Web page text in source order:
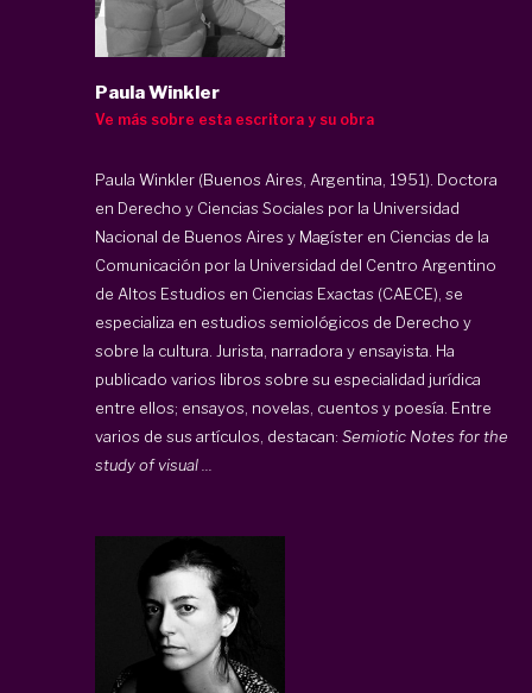
Paula Winkler
Ve más sobre esta escritora y su obra
Paula Winkler (Buenos Aires, Argentina, 1951). Doctora
en Derecho y Ciencias Sociales por la Universidad
Nacional de Buenos Aires y Magíster en Ciencias de la
Comunicación por la Universidad del Centro Argentino
de Altos Estudios en Ciencias Exactas (CAECE), se
especializa en estudios semiológicos de Derecho y
sobre la cultura. Jurista, narradora y ensayista. Ha
publicado varios libros sobre su especialidad jurídica
entre ellos; ensayos, novelas, cuentos y poesía. Entre
varios de sus artículos, destacan: Semiotic Notes for the
study of visual ...